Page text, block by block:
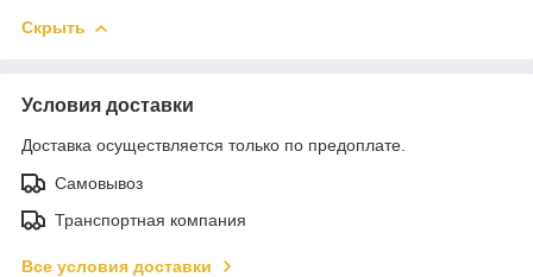
Скрыть
Условия доставки
Доставка осуществляется только по предоплате.
Самовывоз
Транспортная компания
Все условия доставки